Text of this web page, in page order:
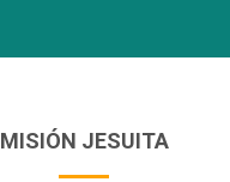
MISIÓN JESUITA